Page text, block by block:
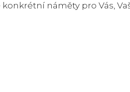
náměty pro Vás,